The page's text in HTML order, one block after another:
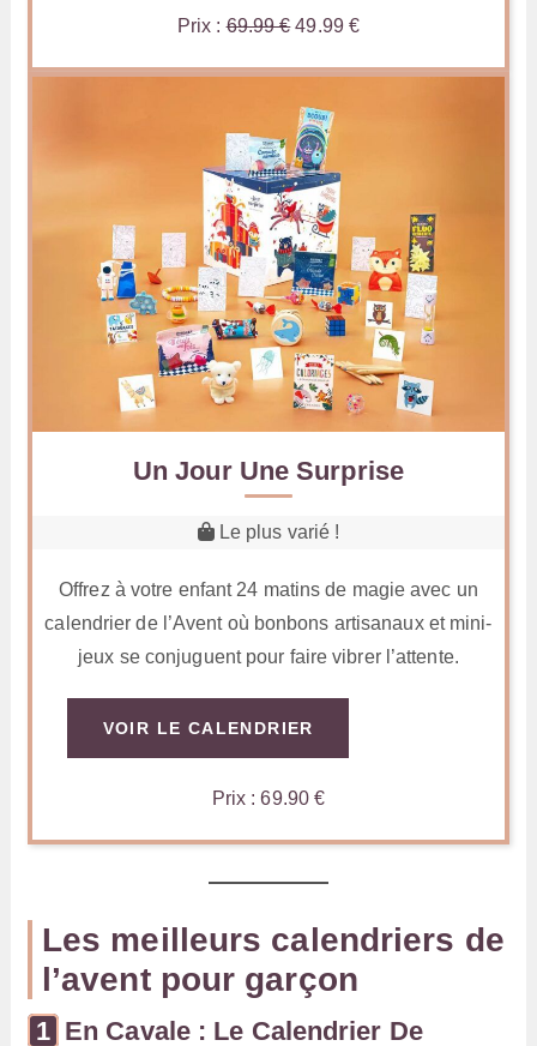
Prix :69.99 €49.99 €
Un Jour Une Surprise
Le plus varié !
Offrez à votre enfant 24 matins de magie avec un
calendrier de l’Avent où bonbons artisanaux et mini-
jeux se conjuguent pour faire vibrer l’attente.
VOIR LE CALENDRIER
Prix : 69.90 €
Les meilleurs calendriers de
l’avent pour garçon
En Cavale : Le Calendrier De